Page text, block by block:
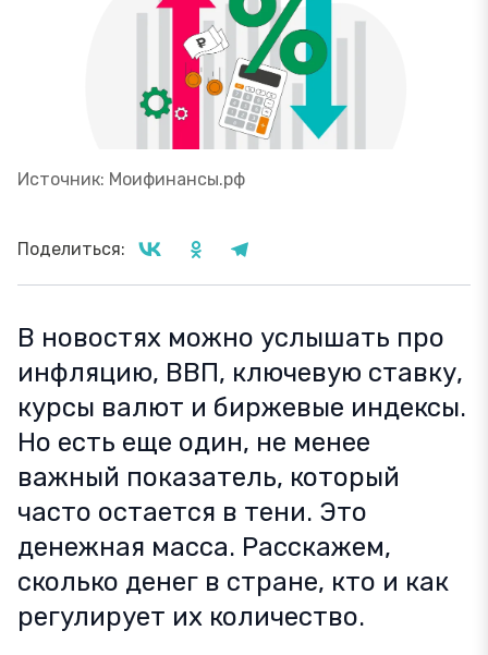
Источник: Моифинансы.рф
Поделиться:
В новостях можно услышать про
инфляцию, ВВП, ключевую ставку,
курсы валют и биржевые индексы.
Но есть еще один, не менее
важный показатель, который
часто остается в тени. Это
денежная масса. Расскажем,
сколько денег в стране, кто и как
регулирует их количество.